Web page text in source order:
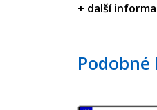
+ další